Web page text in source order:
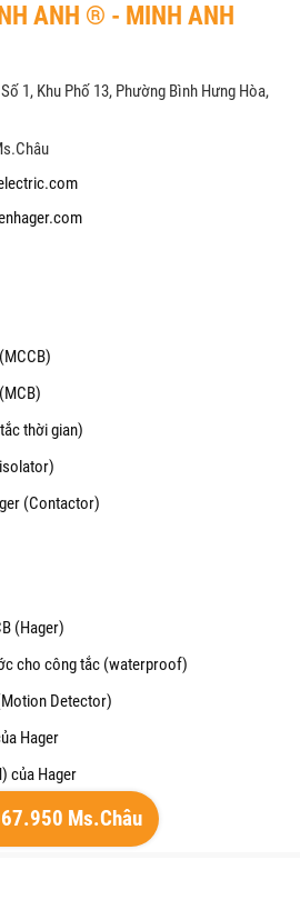
ANH ® - MINH ANH
1, Khu Phố 13, Phường Bình Hưng Hòa,
thời gian)
(Contactor)
(Hager)
cho công tắc (waterproof)
Detector)
Hager
của Hager
của HagerMs.Châu